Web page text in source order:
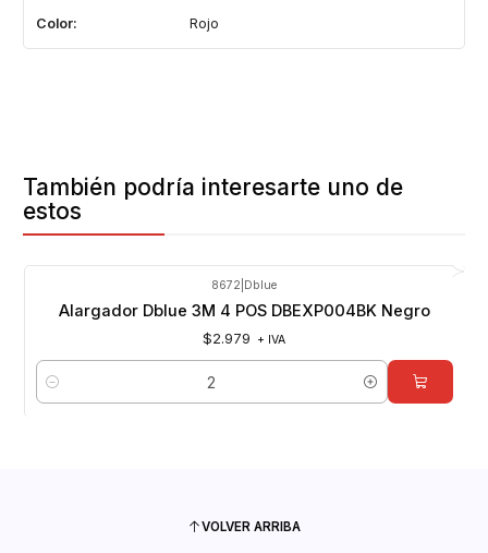
Color: Rojo
También podría interesarte uno de
estos
8672 Dblue
Alargador Dblue 3M 4 POS DBEXP004BK Negro
$2.979 + IVA
Cantidad
VOLVER ARRIBA